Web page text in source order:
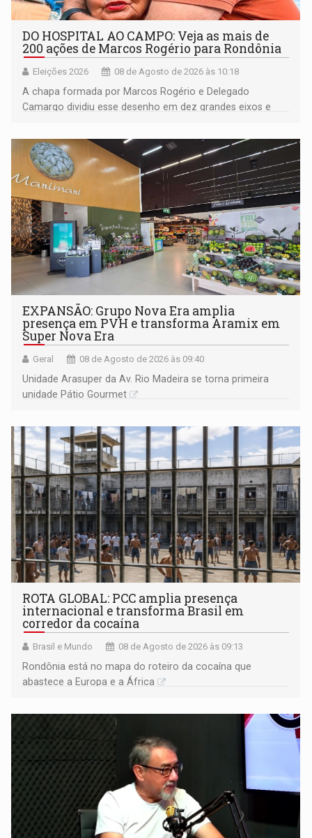
DO HOSPITAL AO CAMPO: Veja as mais de
200 ações de Marcos Rogério para Rondônia
Eleições 2026 08 de Agosto de 2026 às 10:18
A chapa formada por Marcos Rogério e Delegado
Camargo dividiu esse desenho em dez grandes eixos e
EXPANSÃO: Grupo Nova Era amplia
presença em PVH e transforma Aramix em
Super Nova Era
Geral 08 de Agosto de 2026 às 09:40
Unidade Arasuper da Av. Rio Madeira se torna primeira
unidade Pátio Gourmet
ROTA GLOBAL: PCC amplia presença
internacional e transforma Brasil em
corredor da cocaína
Brasil e Mundo 08 de Agosto de 2026 às 09:13
Rondônia está no mapa do roteiro da cocaína que
abastece a Europa e a África